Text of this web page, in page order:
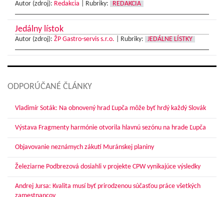
Autor (zdroj): Redakcia Rubriky: REDAKCIA
Jedálny lístok
Autor (zdroj): ŽP Gastro-servis s.r.o. Rubriky: JEDÁLNE LÍSTKY
ODPORÚČANÉ ČLÁNKY
Vladimír Soták: Na obnovený hrad Ľupča môže byť hrdý každý Slovák
Výstava Fragmenty harmónie otvorila hlavnú sezónu na hrade Ľupča
Objavovanie neznámych zákutí Muránskej planiny
Železiarne Podbrezová dosiahli v projekte CPW vynikajúce výsledky
Andrej Jursa: Kvalita musí byť prirodzenou súčasťou práce všetkých